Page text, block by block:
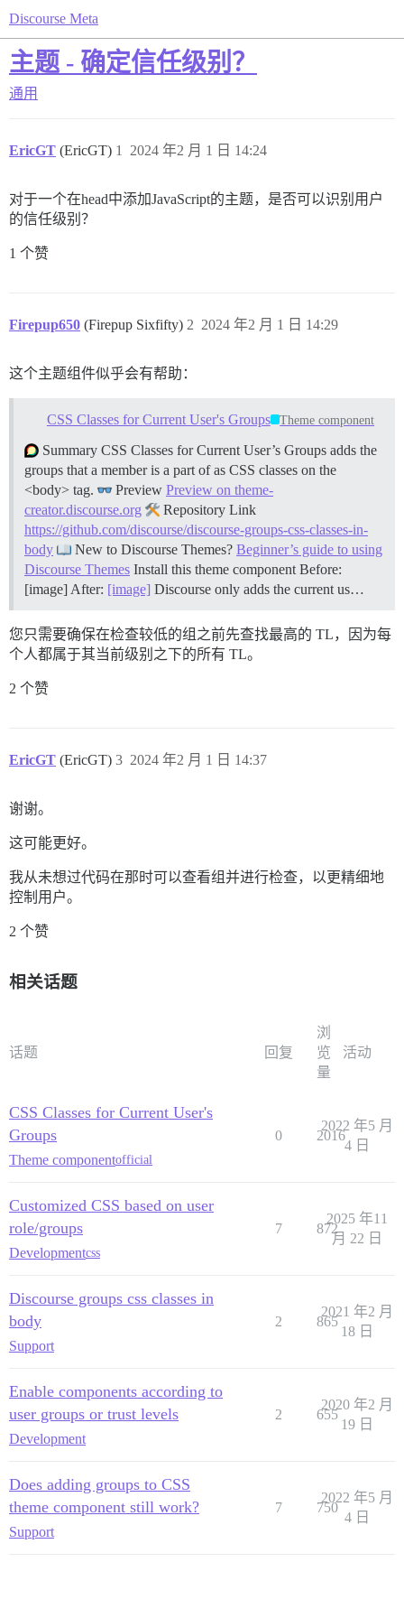
Discourse Meta
主题 - 确定信任级别？
通用
EricGT (EricGT) 2024 年2 月 1 日 14:24
1
对于一个在head中添加JavaScript的主题，是否可以识别用户
的信任级别？
1 个赞
Firepup650 (Firepup Sixfifty) 2024 年2 月 1 日 14:29
2
这个主题组件似乎会有帮助：
CSS Classes for Current User's Groups Theme component
Summary CSS Classes for Current User’s Groups adds the
groups that a member is a part of as CSS classes on the
<body> tag.
Preview Preview on theme-
creator.discourse.org
Repository Link
https://github.com/discourse/discourse-groups-css-classes-in-
body
New to Discourse Themes? Beginner’s guide to using
Discourse Themes Install this theme component Before:
[image] After: [image] Discourse only adds the current us…
您只需要确保在检查较低的组之前先查找最高的 TL，因为每
个人都属于其当前级别之下的所有 TL。
2 个赞
EricGT (EricGT) 2024 年2 月 1 日 14:37
3
谢谢。
这可能更好。
我从未想过代码在那时可以查看组并进行检查，以更精细地
控制用户。
2 个赞
相关话题
话题 回复
浏
览
量
活动
CSS Classes for Current User's
Groups
Theme componentofficial
0 2016
2022 年5 月
4 日
Customized CSS based on user
role/groups
Developmentcss
7 872
2025 年11
月 22 日
Discourse groups css classes in
body
Support
2 865
2021 年2 月
18 日
Enable components according to
user groups or trust levels
Development
2 655
2020 年2 月
19 日
Does adding groups to CSS
theme component still work?
Support
7 750
2022 年5 月
4 日